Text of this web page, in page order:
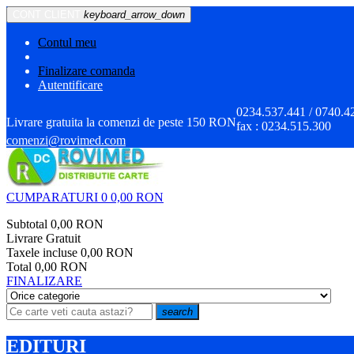
keyboard_arrow_down
Contul meu
Finalizare comanda
Autentificare
Livrare gratuita la comenzi de peste 150 RON
0234.537.441 /
fax : 0234.515.300
comenzi@rovimed.com
CUMPARATURI 0 0,00 RON
Subtotal 0,00 RON
Livrare Gratuit
Taxele incluse 0,00 RON
Total 0,00 RON
FINALIZARE
search
EDITURI